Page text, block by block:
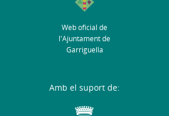
Web oficial de
l'Ajuntament de
Garriguella
Amb el suport de: